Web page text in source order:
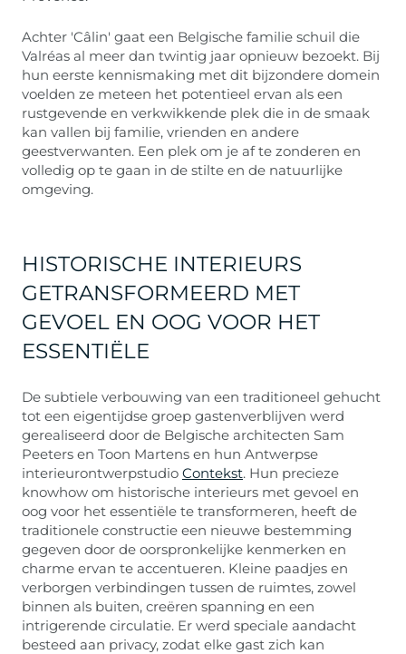
Achter 'Câlin' gaat een Belgische familie schuil die
Valréas al meer dan twintig jaar opnieuw bezoekt. Bij
hun eerste kennismaking met dit bijzondere domein
voelden ze meteen het potentieel ervan als een
rustgevende en verkwikkende plek die in de smaak
kan vallen bij familie, vrienden en andere
geestverwanten. Een plek om je af te zonderen en
volledig op te gaan in de stilte en de natuurlijke
omgeving.
HISTORISCHE INTERIEURS
GETRANSFORMEERD MET
GEVOEL EN OOG VOOR HET
ESSENTIËLE
De subtiele verbouwing van een traditioneel gehucht
tot een eigentijdse groep gastenverblijven werd
gerealiseerd door de Belgische architecten Sam
Peeters en Toon Martens en hun Antwerpse
interieurontwerpstudio Contekst. Hun precieze
knowhow om historische interieurs met gevoel en
oog voor het essentiële te transformeren, heeft de
traditionele constructie een nieuwe bestemming
gegeven door de oorspronkelijke kenmerken en
charme ervan te accentueren. Kleine paadjes en
verborgen verbindingen tussen de ruimtes, zowel
binnen als buiten, creëren spanning en een
intrigerende circulatie. Er werd speciale aandacht
besteed aan privacy, zodat elke gast zich kan